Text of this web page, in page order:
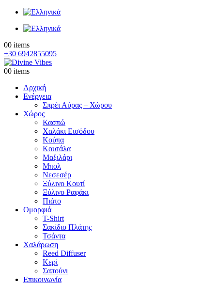
00 items
+30 6942855095
00 items
Αρχική
Ενέργεια
Σπρέι Αύρας – Χώρου
Χώρος
Κασπώ
Χαλάκι Εισόδου
Κούπα
Κουτάλα
Μαξιλάρι
Μπολ
Νεσεσέρ
Ξύλινο Κουτί
Ξύλινο Ραφάκι
Πιάτο
Ομορφιά
T-Shirt
Σακίδιο Πλάτης
Τσάντα
Χαλάρωση
Reed Diffuser
Κερί
Σαπούνι
Επικοινωνία